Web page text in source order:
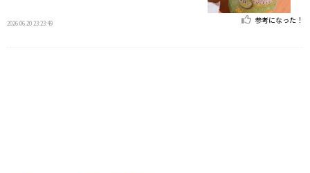
2026.06.20 23:23:49 参考になった！